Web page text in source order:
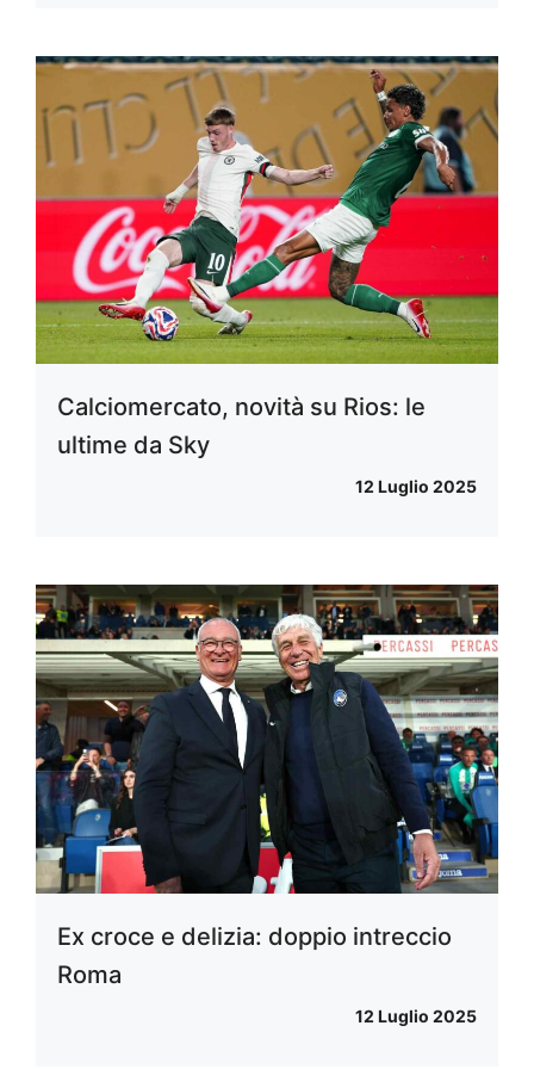
Calciomercato, novità su Rios: le
ultime da Sky
12 Luglio 2025
Ex croce e delizia: doppio intreccio
Roma
12 Luglio 2025